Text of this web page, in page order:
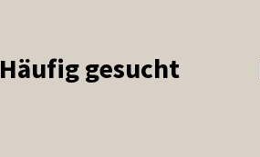
Häufig gesucht